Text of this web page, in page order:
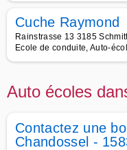
Cuche Raymond
Rainstrasse 13 3185
Ecole de conduite, Auto-
Auto écoles
Contactez une
Chandossel -